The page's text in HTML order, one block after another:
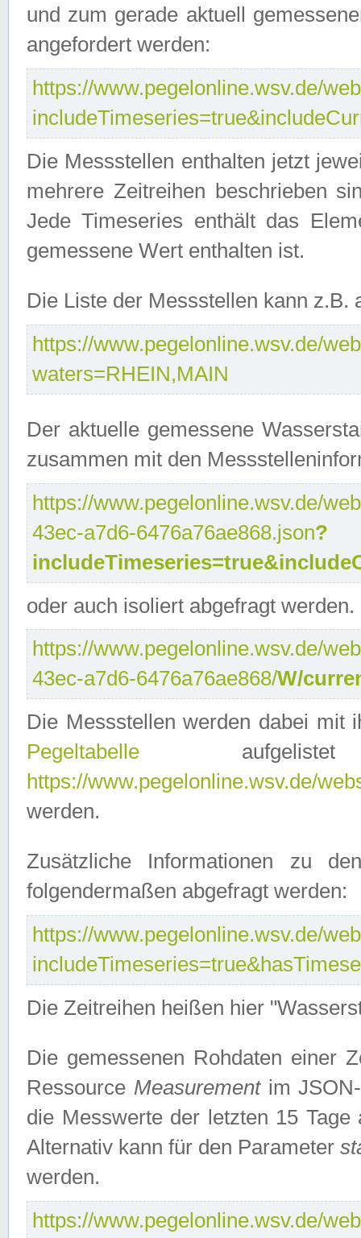
und zum gerade aktuell
angefordert werden:
https://www.pegelonline.wsv.de/
Die Messstellen enthalten jetzt
mehrere Zeitreihen beschrieben
Jede Timeseries enthält das
gemessene Wert enthalten ist.
Die Liste der Messstellen kann
https://www.pegelonline.wsv.de/
waters=RHEIN,MAIN
Der aktuelle gemessene
zusammen mit den
https://www.pegelonline.wsv.de/
43ec-a7d6-6476a76ae868.json?
oder auch isoliert abgefragt werden.
https://www.pegelonline.wsv.de/
43ec-a7d6-6476a76ae868/W/
Die Messstellen werden dabei mit
Pegeltabelle
https://www.pegelonline.wsv.de/
werden.
Zusätzliche Informationen zu
folgendermaßen abgefragt werden:
https://www.pegelonline.wsv.de/
Die Zeitreihen heißen hier
Die gemessenen Rohdaten einer
Ressource Measurementim JSON-
die Messwerte der letzten 15
Alternativ kann für den Parameter
werden.
https://www.pegelonline.wsv.de/